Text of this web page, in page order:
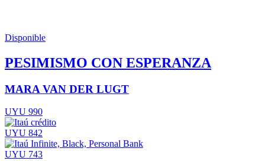
Disponible
PESIMISMO CON ESPERANZA
MARA VAN DER LUGT
UYU 990
UYU 842
UYU 743